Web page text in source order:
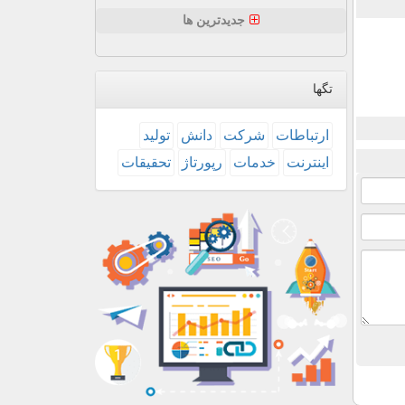
جدیدترین ها
تگها
ارتباطات شركت دانش
تولید
اینترنت
خدمات رپورتاژ تحقیقات